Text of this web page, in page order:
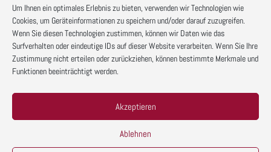
Um Ihnen ein optimales Erlebnis zu bieten, verwenden wir Technologien wie
Cookies, um Geräteinformationen zu speichern und/oder darauf zuzugreifen.
Wenn Sie diesen Technologien zustimmen, können wir Daten wie das
Surfverhalten oder eindeutige IDs auf dieser Website verarbeiten. Wenn Sie Ihre
Zustimmung nicht erteilen oder zurückziehen, können bestimmte Merkmale und
Funktionen beeinträchtigt werden.
Akzeptieren
Ablehnen
Diese Website ist durch reCAPTCHA geschützt und es
gelten dieDatenschutzbestimmungen